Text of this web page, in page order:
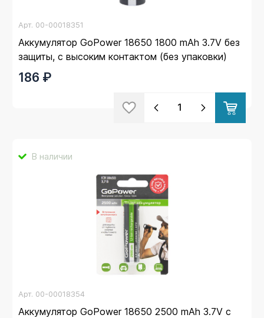
Арт. 00-00018351
Аккумулятор GoPower 18650 1800 mAh 3.7V без
защиты, с высоким контактом (без упаковки)
186 ₽
В наличии
Арт. 00-00018354
Аккумулятор GoPower 18650 2500 mAh 3.7V c